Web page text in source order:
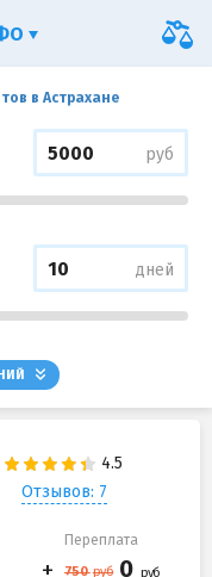
в Астрахане
руб
дней
Отзывов: 7
Переплата